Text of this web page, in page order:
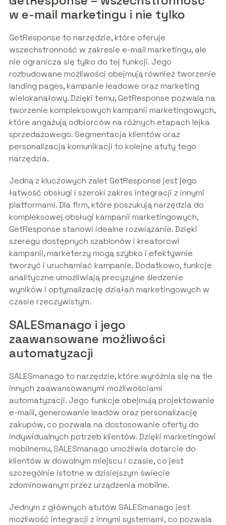
w e-mail marketingu i nie tylko
GetResponse to narzędzie, które oferuje
wszechstronność w zakresie e-mail marketingu, ale
nie ogranicza się tylko do tej funkcji. Jego
rozbudowane możliwości obejmują również tworzenie
landing pages, kampanie leadowe oraz marketing
wielokanałowy. Dzięki temu, GetResponse pozwala na
tworzenie kompleksowych kampanii marketingowych,
które angażują odbiorców na różnych etapach lejka
sprzedażowego. Segmentacja klientów oraz
personalizacja komunikacji to kolejne atuty tego
narzędzia.
Jedną z kluczowych zalet GetResponse jest jego
łatwość obsługi i szeroki zakres integracji z innymi
platformami. Dla firm, które poszukują narzędzia do
kompleksowej obsługi kampanii marketingowych,
GetResponse stanowi idealne rozwiązanie. Dzięki
szeregu dostępnych szablonów i kreatorowi
kampanii, marketerzy mogą szybko i efektywnie
tworzyć i uruchamiać kampanie. Dodatkowo, funkcje
analityczne umożliwiają precyzyjne śledzenie
wyników i optymalizację działań marketingowych w
czasie rzeczywistym.
SALESmanago i jego
zaawansowane możliwości
automatyzacji
SALESmanago to narzędzie, które wyróżnia się na tle
innych zaawansowanymi możliwościami
automatyzacji. Jego funkcje obejmują projektowanie
e-maili, generowanie leadów oraz personalizację
zakupów, co pozwala na dostosowanie oferty do
indywidualnych potrzeb klientów. Dzięki marketingowi
mobilnemu, SALESmanago umożliwia dotarcie do
klientów w dowolnym miejscu i czasie, co jest
szczególnie istotne w dzisiejszym świecie
zdominowanym przez urządzenia mobilne.
Jednym z głównych atutów SALESmanago jest
możliwość integracji z innymi systemami, co pozwala